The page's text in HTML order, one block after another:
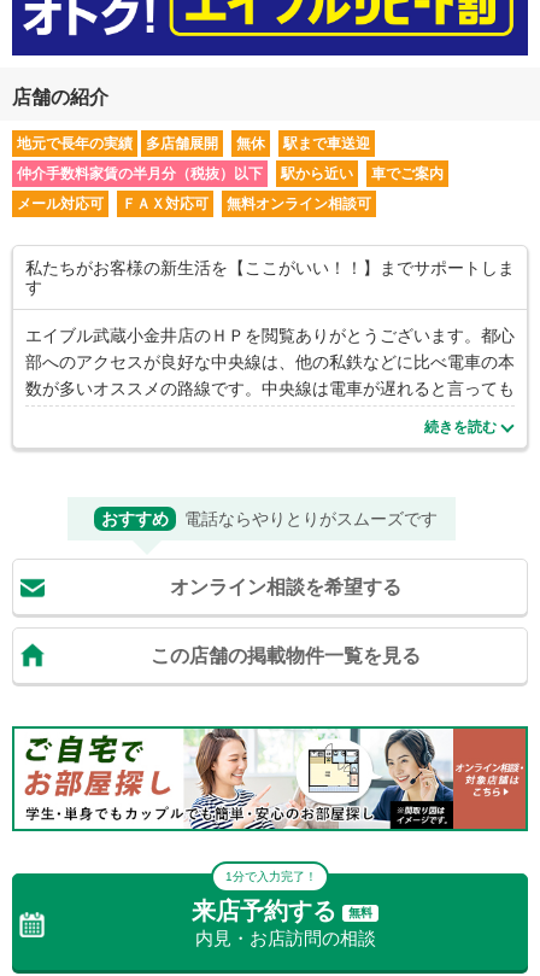
店舗の紹介
地元で長年の実績 多店舗展開 無休
駅まで車送迎
仲介手数料家賃の半月分（税抜）以下
駅から近い
車でご案内
メール対応可
ＦＡＸ対応可 無料オンライン相談可
私たちがお客様の新生活を【ここがいい！！】までサポートしま
す
エイブル武蔵小金井店のＨＰを閲覧ありがとうございます。都心
部へのアクセスが良好な中央線は、他の私鉄などに比べ電車の本
数が多いオススメの路線です。中央線は電車が遅れると言っても
本数がかなりある為、遅れててもあまり不便を感じませんよ。し
庭には、気軽に遊べるアスレチックやバーベキューも出来る小金
利用できるところが人気です！犬好きにも嬉しいドックランなど
もあり、初めての知らないエリアでも自然と交流が深められる街
です。学校も多く学生さんも多いのでお店も多々あります。駅前
にはイトーヨーカドー、メガドンキホーテ、100円ショップ（ダ
イソー、セリア、キャンドゥ、ローソン）などもあります。ま
武池袋線『清瀬駅・東久留米駅』など各私鉄へのアクセスも可能
です。是非一度街見学にお越し下さい。
続きを読む
おすすめ 電話ならやりとりがスムーズです
オンライン相談を希望する
この店舗の掲載物件一覧を見る
1分で入力完了！
来店予約する 無料
内見・お店訪問の相談